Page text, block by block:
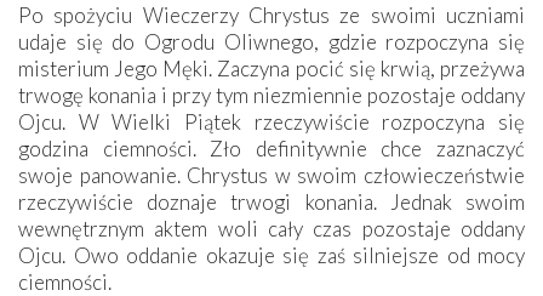
Po spożyciu Wieczerzy Chrystus ze swoimi uczniami
udaje się do Ogrodu Oliwnego, gdzie rozpoczyna się
misterium Jego Męki. Zaczyna pocić się krwią, przeżywa
trwogę konania i przy tym niezmiennie pozostaje oddany
Ojcu. W Wielki Piątek rzeczywiście rozpoczyna się
godzina ciemności. Zło definitywnie chce zaznaczyć
swoje panowanie. Chrystus w swoim człowieczeństwie
rzeczywiście doznaje trwogi konania. Jednak swoim
wewnętrznym aktem woli cały czas pozostaje oddany
Ojcu. Owo oddanie okazuje się zaś silniejsze od mocy
ciemności.